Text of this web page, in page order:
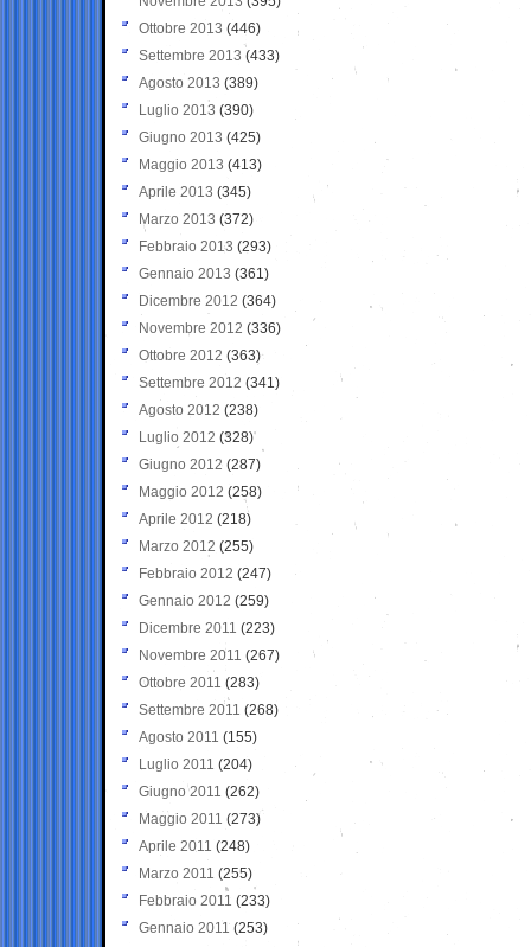
Ottobre 2013 (446)
Settembre 2013 (433)
Agosto 2013 (389)
Luglio 2013 (390)
Giugno 2013 (425)
Maggio 2013 (413)
Aprile 2013 (345)
Marzo 2013 (372)
Febbraio 2013 (293)
Gennaio 2013 (361)
Dicembre 2012 (364)
Novembre 2012 (336)
Ottobre 2012 (363)
Settembre 2012 (341)
Agosto 2012 (238)
Luglio 2012 (328)
Giugno 2012 (287)
Maggio 2012 (258)
Aprile 2012 (218)
Marzo 2012 (255)
Febbraio 2012 (247)
Gennaio 2012 (259)
Dicembre 2011 (223)
Novembre 2011 (267)
Ottobre 2011 (283)
Settembre 2011 (268)
Agosto 2011 (155)
Luglio 2011 (204)
Giugno 2011 (262)
Maggio 2011 (273)
Aprile 2011 (248)
Marzo 2011 (255)
Febbraio 2011 (233)
Gennaio 2011 (253)